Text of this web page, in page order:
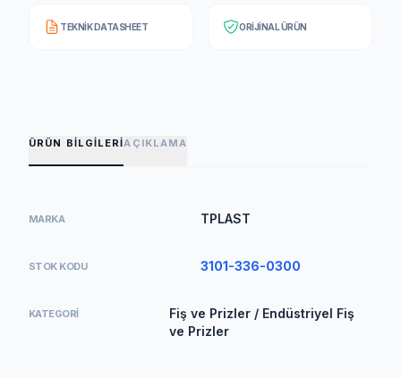
TEKNIK DATASHEET ORIJINAL ÜRÜN
ÜRÜN BILGILERIAÇIKLAMA
MARKA TPLAST
STOK KODU 3101-336-0300
KATEGORI
Fiş ve Prizler / Endüstriyel Fiş
ve Prizler